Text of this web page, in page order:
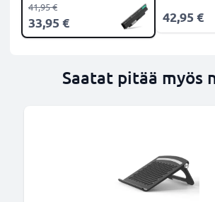
33,95 €
41,95 €
42,95 €
Saatat pitää myös